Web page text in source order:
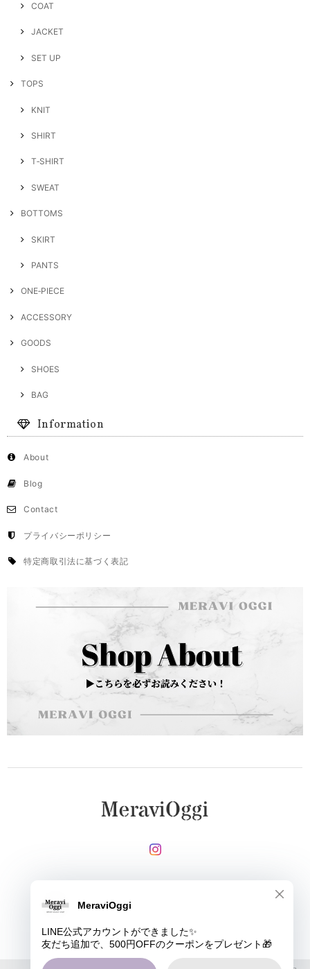
COAT
JACKET
SET UP
TOPS
KNIT
SHIRT
T‐SHIRT
SWEAT
BOTTOMS
SKIRT
PANTS
ONE‐PIECE
ACCESSORY
GOODS
SHOES
BAG
Information
About
Blog
Contact
プライバシーポリシー
特定商取引法に基づく表記